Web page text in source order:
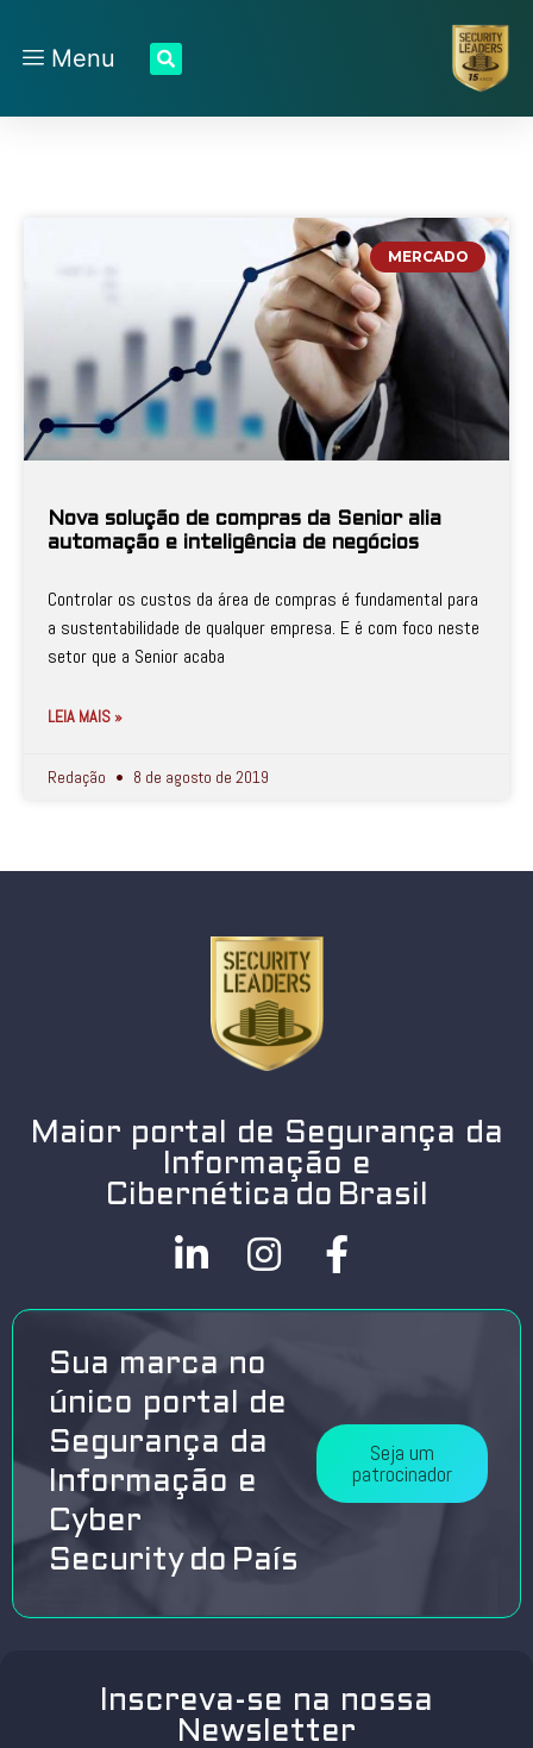
Menu
MERCADO
Nova solução de compras da Senior alia
automação e inteligência de negócios
Controlar os custos da área de compras é fundamental para
a sustentabilidade de qualquer empresa. E é com foco neste
setor que a Senior acaba
LEIA MAIS »
Redação 8 de agosto de 2019
Maior portal de Segurança da
Informação e
Cibernética do Brasil
Sua marca no
único portal de
Segurança da
Informação e
Cyber
Security do País
Seja um
patrocinador
Inscreva-se na nossa
Newsletter